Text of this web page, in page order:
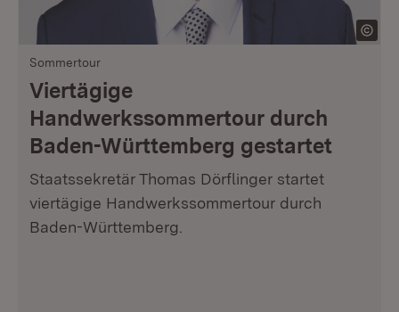
Sommertour
Viertägige
Handwerkssommertour durch
Baden-Württemberg gestartet
Staatssekretär Thomas Dörflinger startet
viertägige Handwerkssommertour durch
Baden-Württemberg.